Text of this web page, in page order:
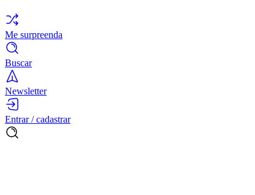
Me surpreenda
Buscar
Newsletter
Entrar / cadastrar